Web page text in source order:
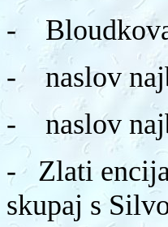
-
-
naslov
-
naslov
- Zlati
skupaj s